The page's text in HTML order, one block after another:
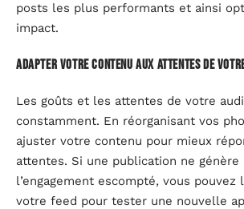
posts les plus performants et ainsi
impact.
Adapter votre contenu aux attentes de
Les goûts et les attentes de votre
constamment. En réorganisant vos
ajuster votre contenu pour mieux
attentes. Si une publication ne génère
l’engagement escompté, vous pouvez
votre feed pour tester une nouvelle